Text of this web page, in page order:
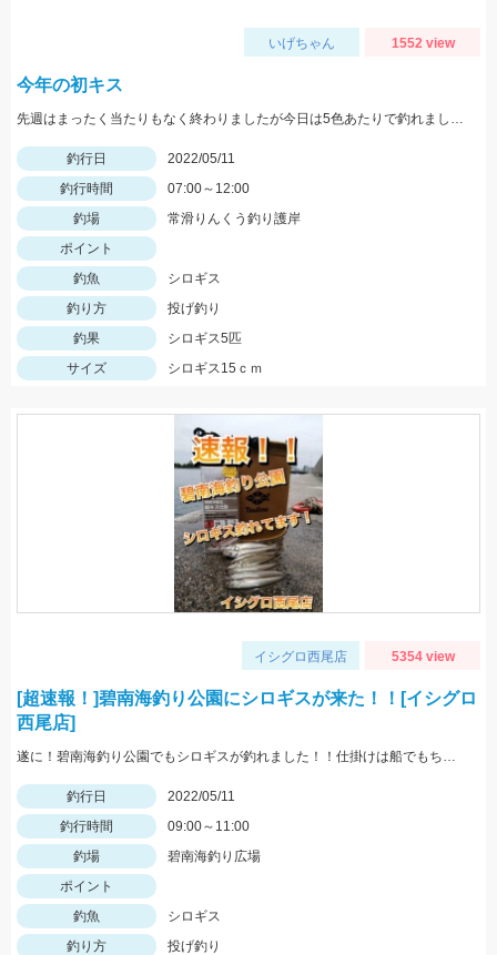
いげちゃん 1552 view
今年の初キス
先週はまったく当たりもなく終わりましたが今日は5色あたりで釣れました。ちょい投げではまだ難しいですがそろそろきてます！
釣行日
2022/05/11
釣行時間
07:00～12:00
釣場
常滑りんくう釣り護岸
ポイント
釣魚
シロギス
釣り方
投げ釣り
釣果
シロギス5匹
サイズ
シロギス15ｃｍ
イシグロ西尾店 5354 view
[超速報！]碧南海釣り公園にシロギスが来た！！[イシグロ
西尾店]
遂に！碧南海釣り公園でもシロギスが釣れました！！仕掛けは船でもちょい投げでも使いやすい「師崎沖船キス仕掛け」！えさは石ゴカイがオススメ♪
釣行日
2022/05/11
釣行時間
09:00～11:00
釣場
碧南海釣り広場
ポイント
釣魚
シロギス
釣り方
投げ釣り